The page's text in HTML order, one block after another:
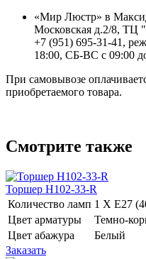
«Мир Люстр» в
Московская д.2/8, ТЦ
+7 (951) 695-31-41,
18:00, СБ-ВС с 09:00
При самовывозе
приобретаемого товара.
Смотрите также
Торшер H102-33-R
Количество ламп 1 Х E27
Цвет арматуры
Темно-
Цвет абажура
Белый
Заказать